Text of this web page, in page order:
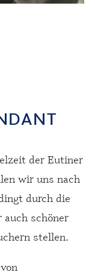
der Eutiner
wir uns nach
durch die
schöner
stellen.